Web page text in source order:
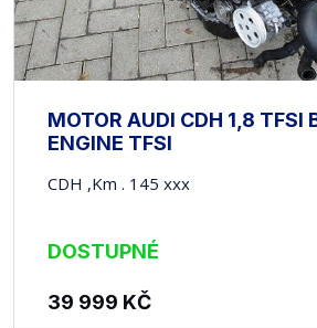
MOTOR AUDI CDH 1,8 TFSI
ENGINE TFSI
CDH ,Km . 145 xxx
DOSTUPNÉ
39 999 KČ